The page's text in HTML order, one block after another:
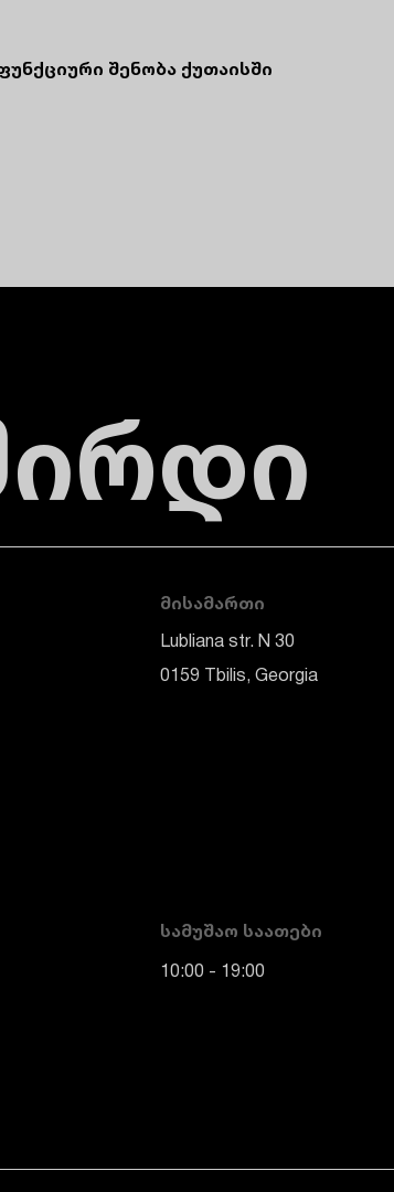
შენობა ქუთაისში
ᲛᲘᲡᲐᲛᲐᲠᲗᲘ
Lubliana str. N 30
0159 Tbilis, Georgia
ᲡᲐᲛᲣᲨᲐᲝ ᲡᲐᲐᲗᲔᲑᲘ
10:00 - 19:00